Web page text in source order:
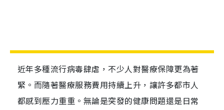
近年多種流行病毒肆虐，不少人對醫療保障更為著
緊。而隨著醫療服務費用持續上升，讓許多都市人
都感到壓力重重。無論是突發的健康問題還是日常